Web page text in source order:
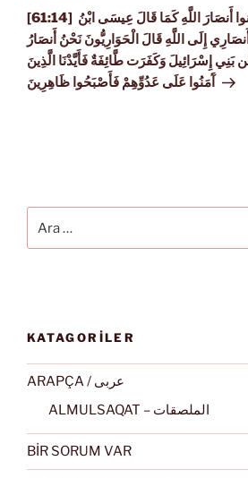
Yazı
[61:14] يَا أَيُّهَا الَّذِينَ آَمَنُوا كُونوا أَنصَارَ اللَّهِ كَمَا قَالَ عِيسَى ابْنُ
إِلَى اللَّهِ قَالَ الْحَوَارِيُّونَ نَحْنُ أَنصَارُ
بَنِي إِسْرَائِيلَ وَكَفَرَت طَّائِفَةٌ فَأَيَّدْنَا الَّذِينَ
آَمَنُوا عَلَى عَدُوِّهِمْ فَأَصْبَحُوا ظَاهِرِينَ
KATAGORİLER
ARAPÇA / عربى
ALMULSAQAT – الملصقات
BİR SORUM VAR